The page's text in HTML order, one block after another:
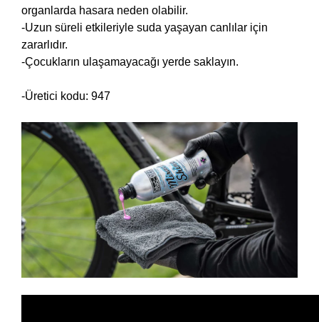
organlarda hasara neden olabilir.
-Uzun süreli etkileriyle suda yaşayan canlılar için
zararlıdır.
-Çocukların ulaşamayacağı yerde saklayın.
-Üretici kodu: 947